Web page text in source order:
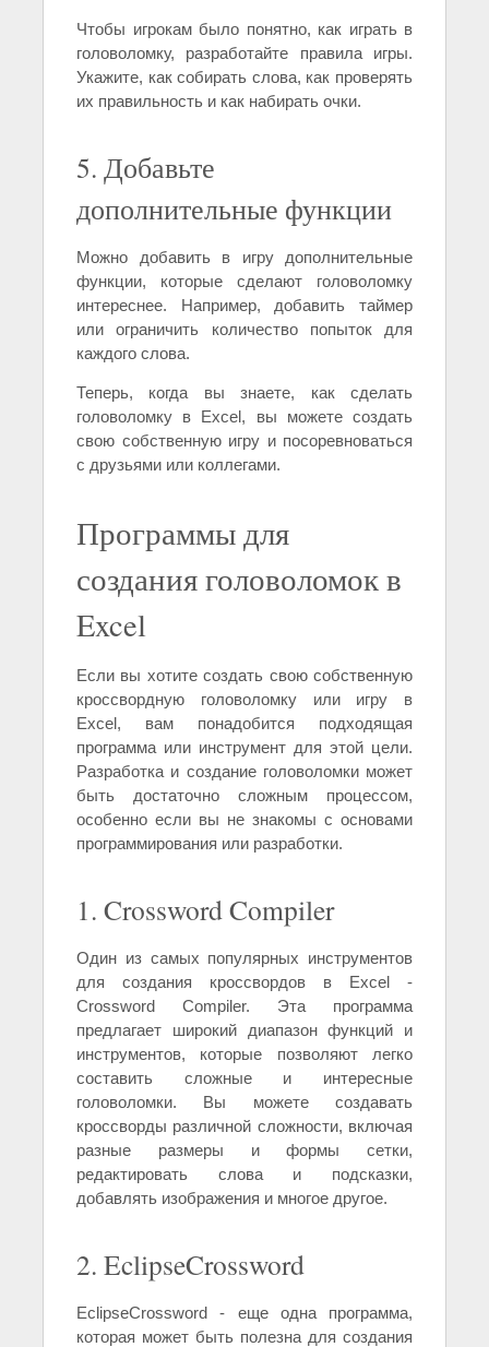
Чтобы игрокам было понятно, как играть в
головоломку, разработайте правила игры.
Укажите, как собирать слова, как проверять
их правильность и как набирать очки.
5. Добавьте
дополнительные функции
Можно добавить в игру дополнительные
функции, которые сделают головоломку
интереснее. Например, добавить таймер
или ограничить количество попыток для
каждого слова.
Теперь, когда вы знаете, как сделать
головоломку в Excel, вы можете создать
свою собственную игру и посоревноваться
с друзьями или коллегами.
Программы для
создания головоломок в
Excel
Если вы хотите создать свою собственную
кроссвордную головоломку или игру в
Excel, вам понадобится подходящая
программа или инструмент для этой цели.
Разработка и создание головоломки может
быть достаточно сложным процессом,
особенно если вы не знакомы с основами
программирования или разработки.
1. Crossword Compiler
Один из самых популярных инструментов
для создания кроссвордов в Excel -
Crossword Compiler. Эта программа
предлагает широкий диапазон функций и
инструментов, которые позволяют легко
составить сложные и интересные
головоломки. Вы можете создавать
кроссворды различной сложности, включая
разные размеры и формы сетки,
редактировать слова и подсказки,
добавлять изображения и многое другое.
2. EclipseCrossword
EclipseCrossword - еще одна программа,
которая может быть полезна для создания